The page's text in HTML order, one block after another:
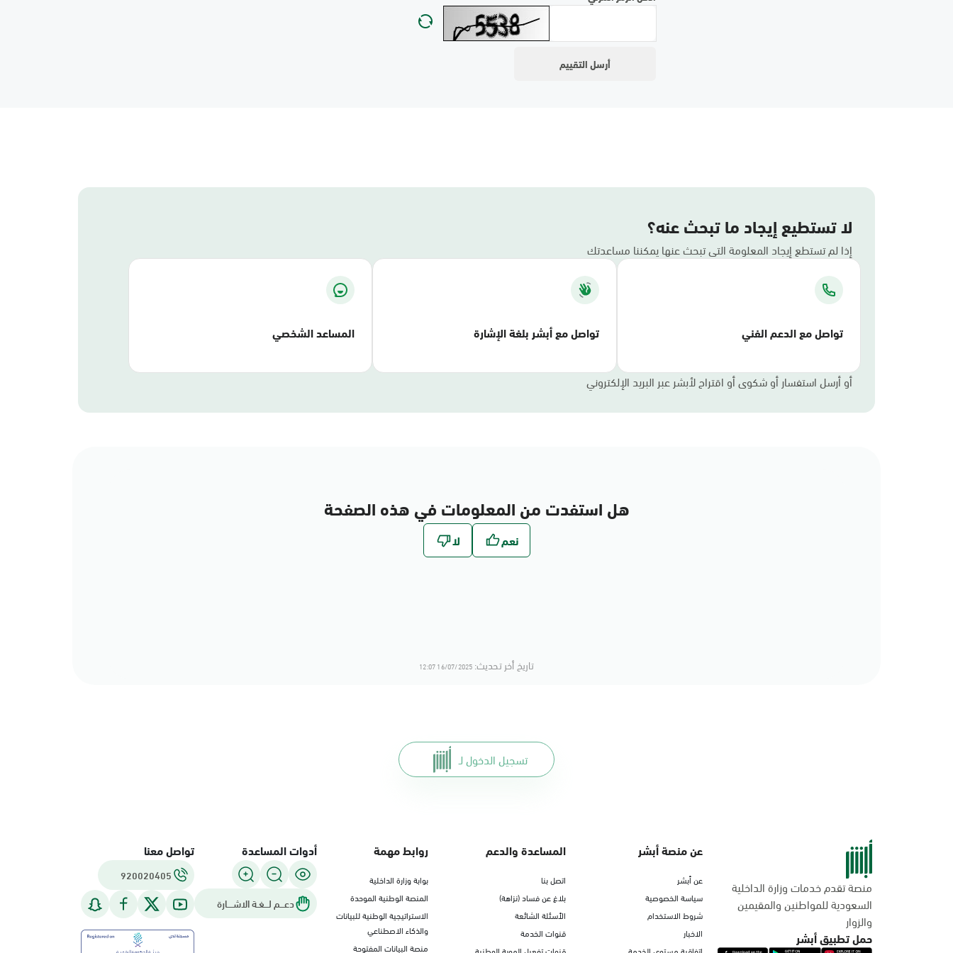
لا تستطيع إيجاد ما تبحث عنه؟
إذا لم تستطع إيجاد المعلومة التي تبحث عنها يمكننا مساعدتك
تواصل مع الدعم الفني تواصل مع أبشر بلغة الإشارة المساعد الشخصي
أو أرسل استفسار أو شكوى أو اقتراح لأبشر عبر البريد الإلكتروني
هل استفدت من المعلومات في هذه الصفحة
تاريخ أخر تحديث: 16/07/2025 12:07
تسجيل الدخول لـ
منصة تقدم خدمات وزارة الداخلية
السعودية للمواطنين والمقيمين
والزوار
حمل تطبيق أبشر
عن منصة أبشر
عن أبشر
سياسة الخصوصية
شروط الاستخدام
الاخبار
المساعدة والدعم
اتصل بنا
بلاغ عن فساد (نزاهة)
الأسئلة الشائعة
قنوات الخدمة
روابط مهمة
بوابة وزارة الداخلية
المنصة الوطنية الموحدة
الاستراتيجية الوطنية للبيانات
والذكاء الاصطناعي
منصة البيانات المفتوحة
أدوات المساعدة
دعـــم لـــغـة الاشــــارة
تواصل معنا
920020405